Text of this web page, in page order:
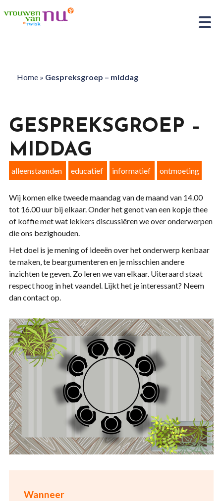
Home» Gespreksgroep – middag
Wanneer
GESPREKSGROEP –
MIDDAG
alleenstaanden educatief informatief ontmoeting
Wij komen elke tweede maandag van de maand van 14.00
tot 16.00 uur bij elkaar. Onder het genot van een kopje thee
of koffie met wat lekkers discussiëren we over onderwerpen
die ons bezighouden.
Het doel is je mening of ideeën over het onderwerp kenbaar
te maken, te beargumenteren en je misschien andere
inzichten te geven. Zo leren we van elkaar. Uiteraard staat
respect hoog in het vaandel. Lijkt het je interessant? Neem
dan contact op.